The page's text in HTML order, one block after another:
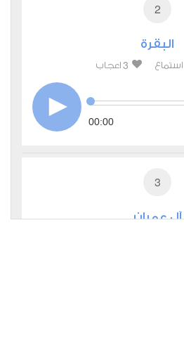
2
البقرة
استماع 3 اعجاب
00:00
3
آل عمران